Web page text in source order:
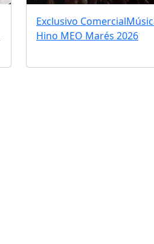
Exclusivo Comercial
Hino MEO Marés 2026